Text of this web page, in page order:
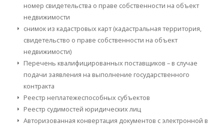
номер свидетельства о праве собственности на объект
недвижимости
снимок из кадастровых карт (кадастральная территория,
свидетельство о праве собственности на объект
недвижимости)
Перечень квалифицированных поставщиков – в случае
подачи заявления на выполнение государственного
контракта
Реестр неплатежеспособных субъектов
Реестр судимостей юридических лиц
Авторизованная конвертация документов с электронной в